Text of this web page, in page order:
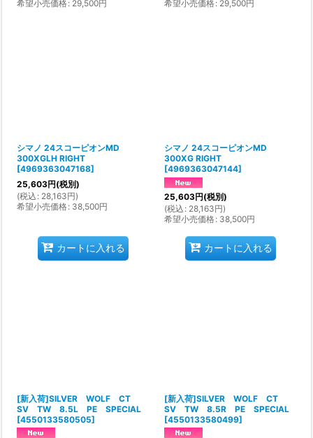
希望小売価格: 29,500円
希望小売価格: 29,500円
シマノ 24スコーピオンMD
300XGLH RIGHT
[4969363047168]
25,603円(税別)
(税込 : 28,163円)
希望小売価格: 38,500円
カートに入れる
シマノ 24スコーピオンMD
300XG RIGHT
[4969363047144]
25,603円(税別)
(税込 : 28,163円)
希望小売価格: 38,500円
カートに入れる
[新入荷]SILVER WOLF CT
SV TW 8.5L PE SPECIAL
[4550133580505]
[新入荷]SILVER WOLF CT
SV TW 8.5R PE SPECIAL
[4550133580499]